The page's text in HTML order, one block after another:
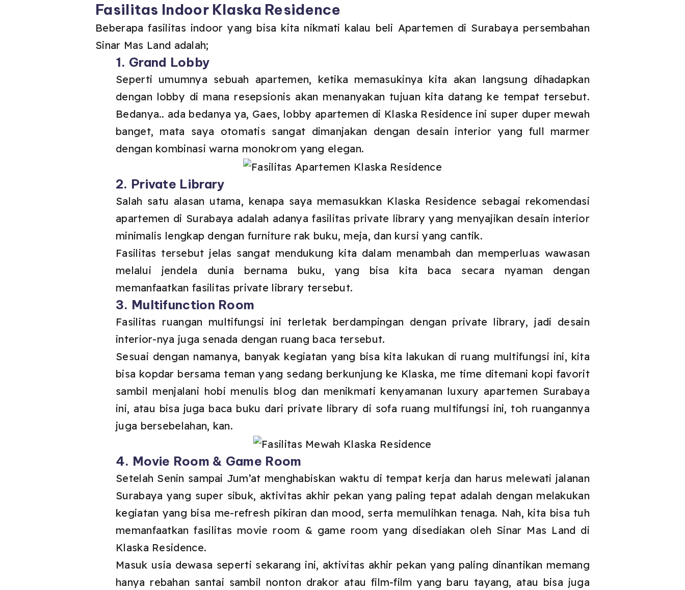
Fasilitas Indoor Klaska Residence
Beberapa fasilitas indoor yang bisa kita nikmati kalau beli Apartemen di Surabaya persembahan
Sinar Mas Land adalah;
1. Grand Lobby
Seperti umumnya sebuah apartemen, ketika memasukinya kita akan langsung dihadapkan
dengan lobby di mana resepsionis akan menanyakan tujuan kita datang ke tempat tersebut.
Bedanya.. ada bedanya ya, Gaes, lobby apartemen di Klaska Residence ini super duper mewah
banget, mata saya otomatis sangat dimanjakan dengan desain interior yang full marmer
dengan kombinasi warna monokrom yang elegan.
2. Private Library
Salah satu alasan utama, kenapa saya memasukkan Klaska Residence sebagai rekomendasi
apartemen di Surabaya adalah adanya fasilitas private library yang menyajikan desain interior
minimalis lengkap dengan furniture rak buku, meja, dan kursi yang cantik.
Fasilitas tersebut jelas sangat mendukung kita dalam menambah dan memperluas wawasan
melalui jendela dunia bernama buku, yang bisa kita baca secara nyaman dengan
memanfaatkan fasilitas private library tersebut.
3. Multifunction Room
Fasilitas ruangan multifungsi ini terletak berdampingan dengan private library, jadi desain
interior-nya juga senada dengan ruang baca tersebut.
Sesuai dengan namanya, banyak kegiatan yang bisa kita lakukan di ruang multifungsi ini, kita
bisa kopdar bersama teman yang sedang berkunjung ke Klaska, me time ditemani kopi favorit
sambil menjalani hobi menulis blog dan menikmati kenyamanan luxury apartemen Surabaya
ini, atau bisa juga baca buku dari private library di sofa ruang multifungsi ini, toh ruangannya
juga bersebelahan, kan.
4. Movie Room & Game Room
Setelah Senin sampai Jum’at menghabiskan waktu di tempat kerja dan harus melewati jalanan
Surabaya yang super sibuk, aktivitas akhir pekan yang paling tepat adalah dengan melakukan
kegiatan yang bisa me-refresh pikiran dan mood, serta memulihkan tenaga. Nah, kita bisa tuh
memanfaatkan fasilitas movie room & game room yang disediakan oleh Sinar Mas Land di
Klaska Residence.
Masuk usia dewasa seperti sekarang ini, aktivitas akhir pekan yang paling dinantikan memang
hanya rebahan santai sambil nonton drakor atau film-film yang baru tayang, atau bisa juga